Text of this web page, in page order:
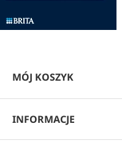
MÓJ KOSZYK
INFORMACJE